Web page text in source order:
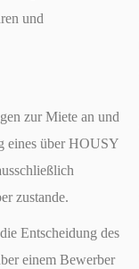
und
zur Miete an und
eines über HOUSY
zustande.
Entscheidung des
einem Bewerber